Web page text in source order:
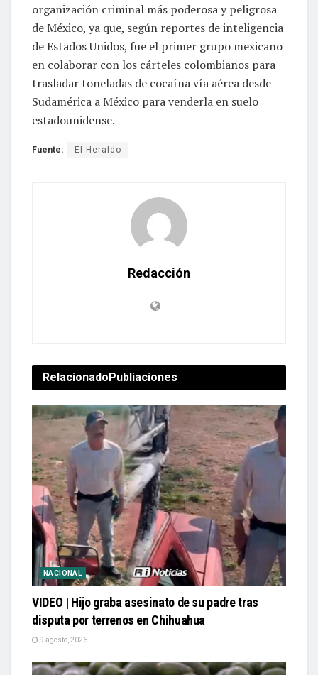
organización criminal más poderosa y peligrosa
de México, ya que, según reportes de inteligencia
de Estados Unidos, fue el primer grupo mexicano
en colaborar con los cárteles colombianos para
trasladar toneladas de cocaína vía aérea desde
Sudamérica a México para venderla en suelo
estadounidense.
Fuente: El Heraldo
Redacción
RelacionadoPubliaciones
NACIONAL
VIDEO | Hijo graba asesinato de su padre tras
disputa por terrenos en Chihuahua
9 agosto, 2026